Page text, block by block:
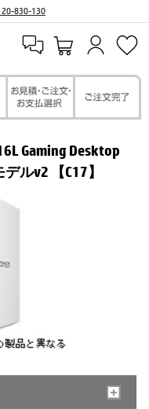
830-130
Gaming Desktop
ルv2 【C17】